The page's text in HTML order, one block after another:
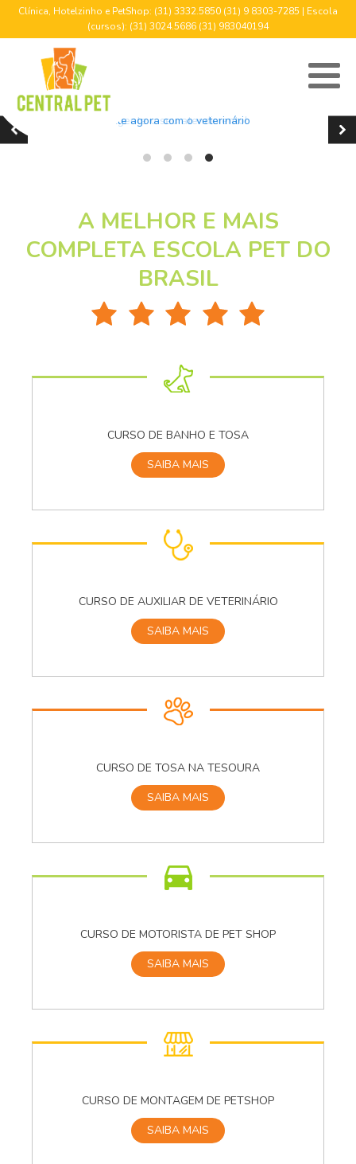
Clínica, Hotelzinho e PetShop: (31) 3332.5850 (31) 9 8303-7285 | Escola
(cursos): (31) 3024.5686 (31) 983040194
Fale agora com o veterinário
Agente o seu atendimento!
A MELHOR E MAIS
COMPLETA ESCOLA PET DO
BRASIL
CURSO DE BANHO E TOSA
SAIBA MAIS
CURSO DE AUXILIAR DE VETERINÁRIO
SAIBA MAIS
CURSO DE TOSA NA TESOURA
SAIBA MAIS
CURSO DE MOTORISTA DE PET SHOP
SAIBA MAIS
CURSO DE MONTAGEM DE PETSHOP
SAIBA MAIS